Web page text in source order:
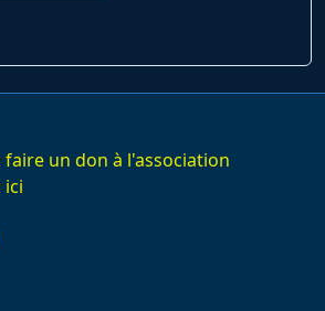
faire un don à l'association
ici